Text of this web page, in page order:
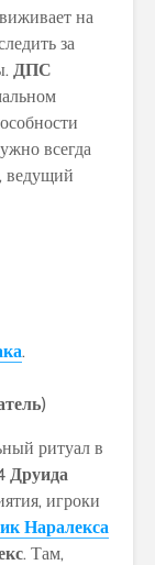
на
за
ДПС
всегда
ведущий
.
)
ритуал в
Друида
игроки
Наралекса
. Там,